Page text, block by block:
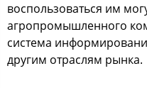
воспользоваться им
агропромышленного
система
другим отраслям рынка.